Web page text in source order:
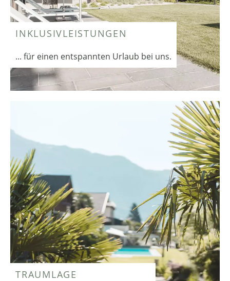
INKLUSIVLEISTUNGEN
... für einen entspannten Urlaub bei uns.
TRAUMLAGE